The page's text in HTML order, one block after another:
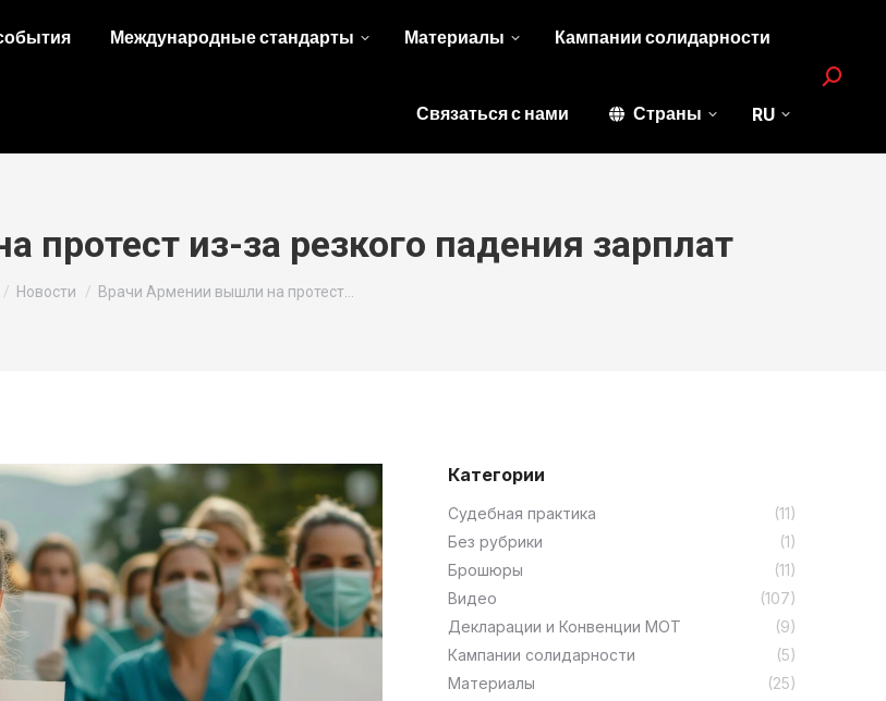
Международные стандарты Материалы Кампании солидарности
Связаться с нами Страны RU
Search:
из-за резкого падения зарплат
here:
Новости Врачи Армении вышли на протест…
Категории
Cудебная практика
(11)
Без рубрики
(1)
Брошюры
(11)
Видео
(107)
Декларации и Конвенции МОТ
(9)
Кампании солидарности
(5)
Материалы
(25)